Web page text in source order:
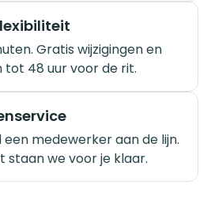
Gratis wijzigingen en
tot 48 uur voor de rit.
medewerker aan de lijn.
staan we voor je klaar.